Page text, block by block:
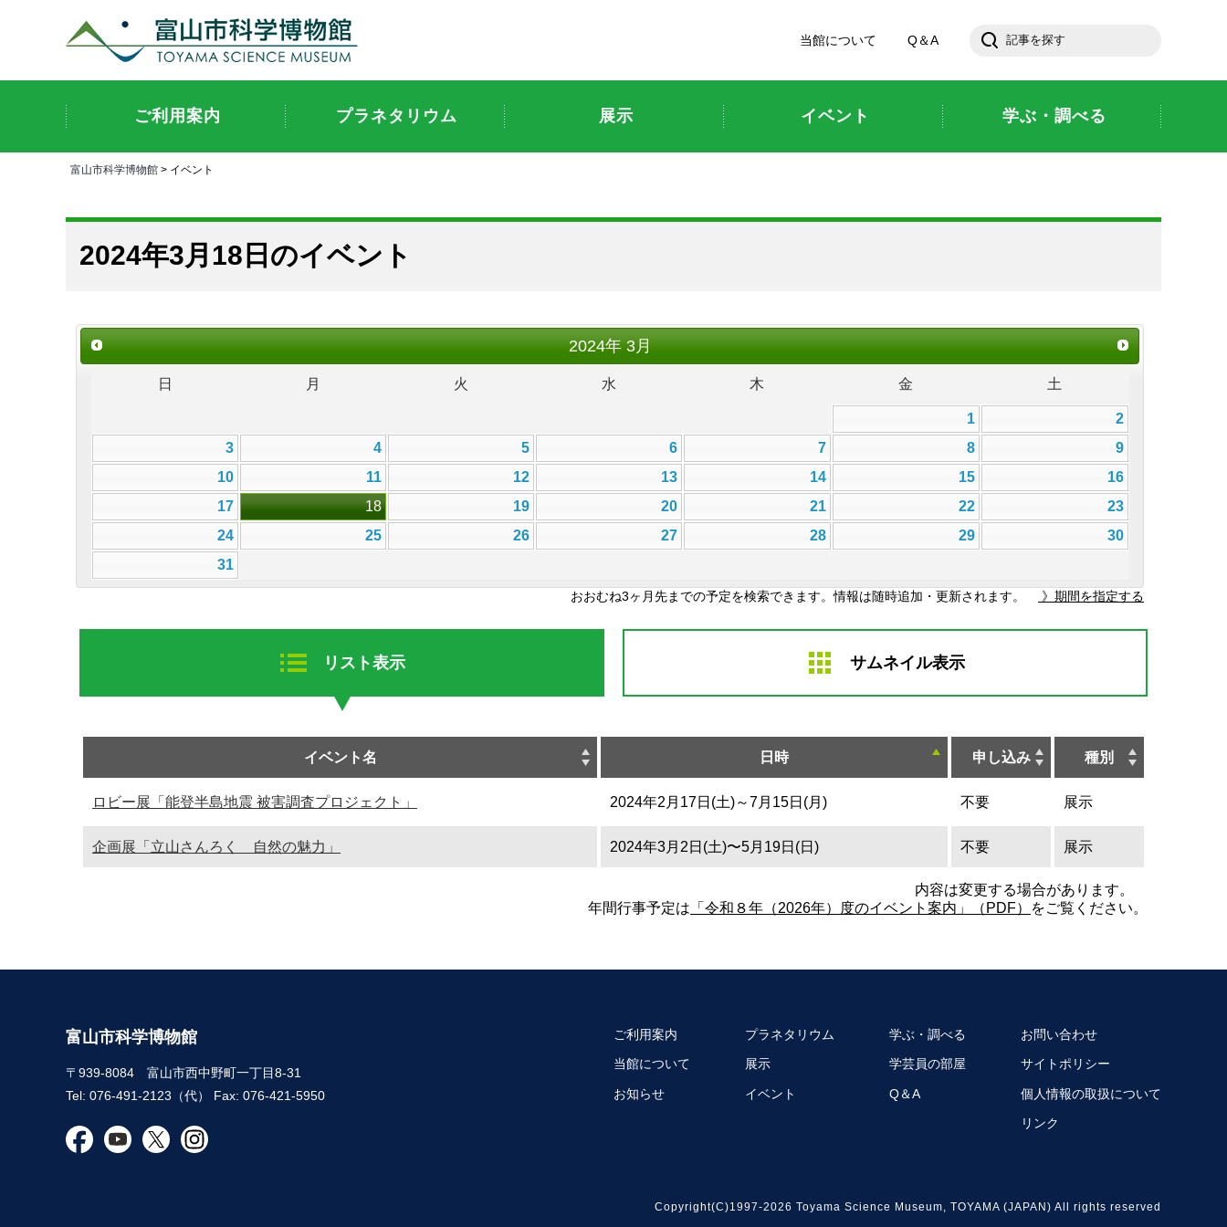
当館について
Q＆A
ご利用案内 プラネタリウム 展示 イベント 学ぶ・調べる
富山市科学博物館 > イベント
2024年3月18日のイベント
2024年3月
日 月 火 水 木 金 土
1
2
3
4 5 6 7 8
9
10
11 12 13 14 15
16
17
18 19 20 21 22
23
24
25 26 27 28 29
30
31
おおむね3ヶ月先までの予定を検索できます。情報は随時追加・更新されます。 》期間を指定する
リスト表示 サムネイル表示
イベント名 日時 申し込み 種別
ロビー展「能登半島地震 被害調査プロジェクト」 2024年2月17日(土)～7月15日(月) 不要 展示
企画展「立山さんろく 自然の魅力」 2024年3月2日(土)〜5月19日(日) 不要 展示
内容は変更する場合があります。
年間行事予定は 「令和８年（2026年）度のイベント案内」（PDF） をご覧ください。
富山市科学博物館
〒939-8084 富山市西中野町一丁目8-31
Tel: 076-491-2123（代） Fax: 076-421-5950
ご利用案内
当館について
お知らせ
プラネタリウム
展示
イベント
学ぶ・調べる
学芸員の部屋
Q＆A
お問い合わせ
サイトポリシー
個人情報の取扱について
リンク
Copyright(C)1997-2026 Toyama Science Museum, TOYAMA (JAPAN) All rights reserved